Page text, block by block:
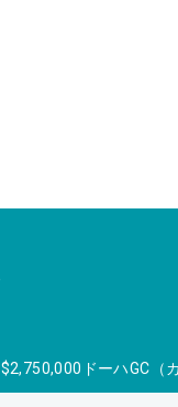
$2,750,000 ドーハGC（